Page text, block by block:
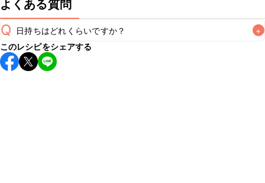
よくある質問
Q 日持ちはどれくらいですか？ +
保存期間は冷蔵で翌日中が目安です。なるべくお早めにお召
し上がりください。
このレシピをシェアする